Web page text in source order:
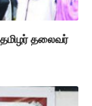
தலைவர்